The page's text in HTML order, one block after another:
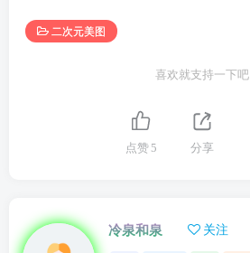
二次元美图
喜欢就支持一下吧
点赞 5 分享
冷泉和泉 关注